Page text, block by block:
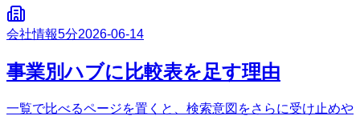
会社情報5分2026-06-14
事業別ハブに比較表を足す理由
一覧で比べるページを置くと、検索意図をさらに受け止めや